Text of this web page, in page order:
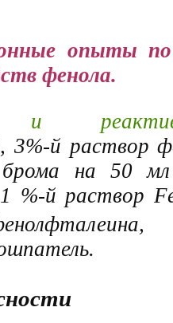
опыты по
фенола.
и
3%-й раствор
на 50
%-й раствор